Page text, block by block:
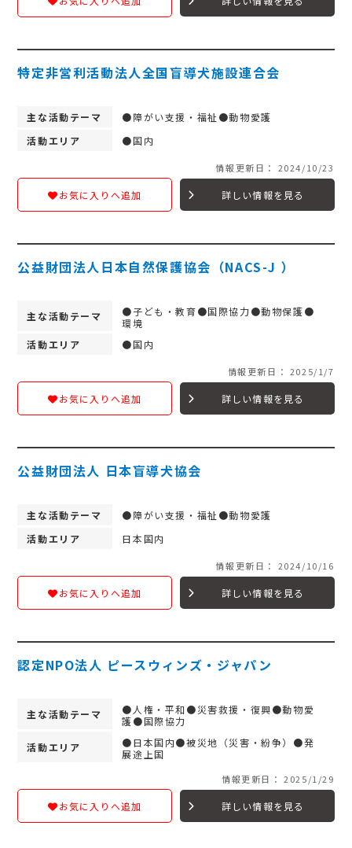
特定非営利活動法人全国盲導犬施設連合会
主な活動テーマ
●障がい支援・福祉●動物愛護
活動エリア
●国内
情報更新日： 2024/10/23
お気に入りへ追加 詳しい情報を見る
公益財団法人日本自然保護協会（NACS-J ）
主な活動テーマ
●子ども・教育●国際協力●動物保護●
環境
活動エリア
●国内
情報更新日： 2025/1/7
お気に入りへ追加 詳しい情報を見る
公益財団法人 日本盲導犬協会
主な活動テーマ
●障がい支援・福祉●動物愛護
活動エリア
日本国内
情報更新日： 2024/10/16
お気に入りへ追加 詳しい情報を見る
認定NPO法人 ピースウィンズ・ジャパン
主な活動テーマ
●人権・平和●災害救援・復興●動物愛
護●国際協力
活動エリア
●日本国内●被災地（災害・紛争）●発
展途上国
情報更新日： 2025/1/29
お気に入りへ追加 詳しい情報を見る